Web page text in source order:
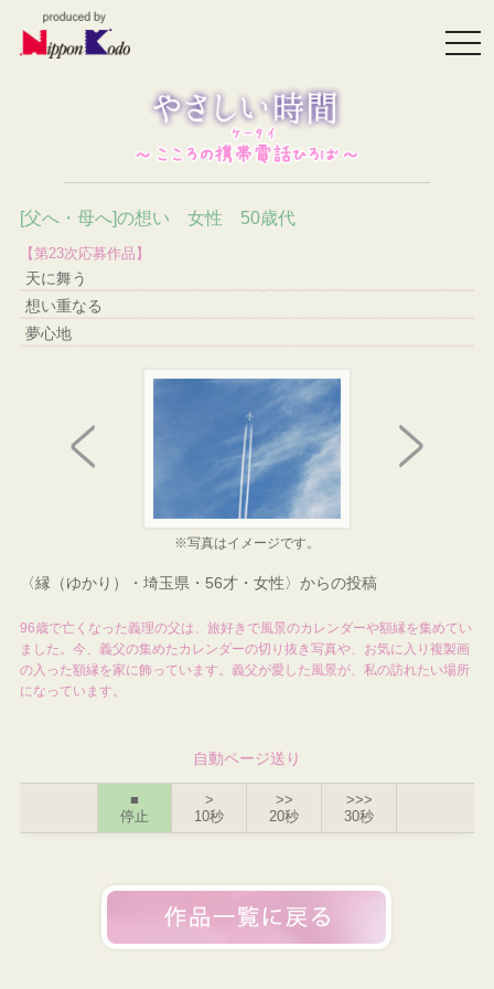
[父へ・母へ]の想い 女性 50歳代
【第23次応募作品】
天に舞う
想い重なる
夢心地
※写真はイメージです。
〈縁（ゆかり）・埼玉県・56才・女性〉からの投稿
96歳で亡くなった義理の父は、旅好きで風景のカレンダーや額縁を集めてい
ました。今、義父の集めたカレンダーの切り抜き写真や、お気に入り複製画
の入った額縁を家に飾っています。義父が愛した風景が、私の訪れたい場所
になっています。
自動ページ送り
■
停止
>
10秒
>>
20秒
>>>
30秒